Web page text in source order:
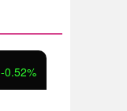
-0.78%